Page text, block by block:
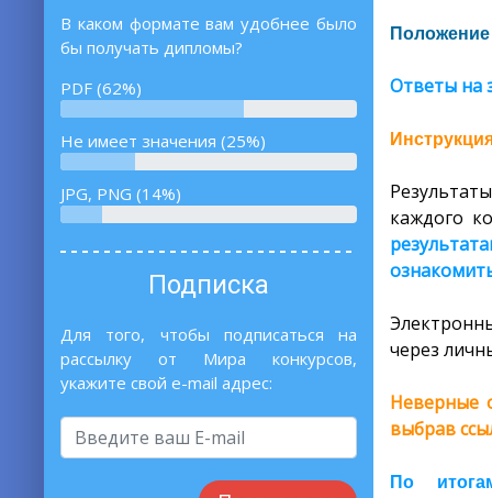
В каком формате вам удобнее было
бы получать дипломы?
PDF (62%)
Не имеет значения (25%)
JPG, PNG (14%)
Подписка
Для того, чтобы подписаться на
рассылку от Мира конкурсов,
укажите свой e-mail адрес:
Ответы на
каждого
через
Неверные
выбрав
По